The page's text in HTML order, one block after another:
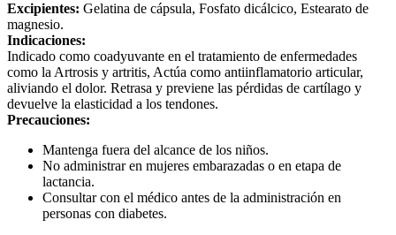
Excipientes: Gelatina de cápsula, Fosfato dicálcico, Estearato de
magnesio.
Indicaciones:
Indicado como coadyuvante en el tratamiento de enfermedades
como la Artrosis y artritis, Actúa como antiinflamatorio articular,
aliviando el dolor. Retrasa y previene las pérdidas de cartílago y
devuelve la elasticidad a los tendones.
Precauciones:
Mantenga fuera del alcance de los niños.
No administrar en mujeres embarazadas o en etapa de
lactancia.
Consultar con el médico antes de la administración en
personas con diabetes.